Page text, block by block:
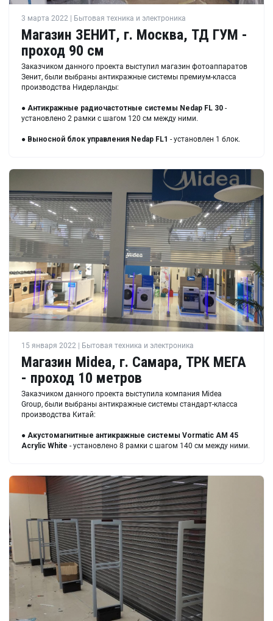
3 марта 2022 | Бытовая техника и электроника
Магазин ЗЕНИТ, г. Москва, ТД ГУМ -
проход 90 см
Заказчиком данного проекта выступил магазин фотоаппаратов
Зенит, были выбраны антикражные системы премиум-класса
производства Нидерланды:
● Антикражные радиочастотные системы Nedap FL 30 -
установлено 2 рамки с шагом 120 см между ними.
● Выносной блок управления Nedap FL1 - установлен 1 блок.
15 января 2022 | Бытовая техника и электроника
Магазин Midea, г. Самара, ТРК МЕГА
- проход 10 метров
Заказчиком данного проекта выступила компания Midea
Group, были выбраны антикражные системы стандарт-класса
производства Китай:
● Акустомагнитные антикражные системы Vormatic AM 45
Acrylic White - установлено 8 рамки с шагом 140 см между ними.